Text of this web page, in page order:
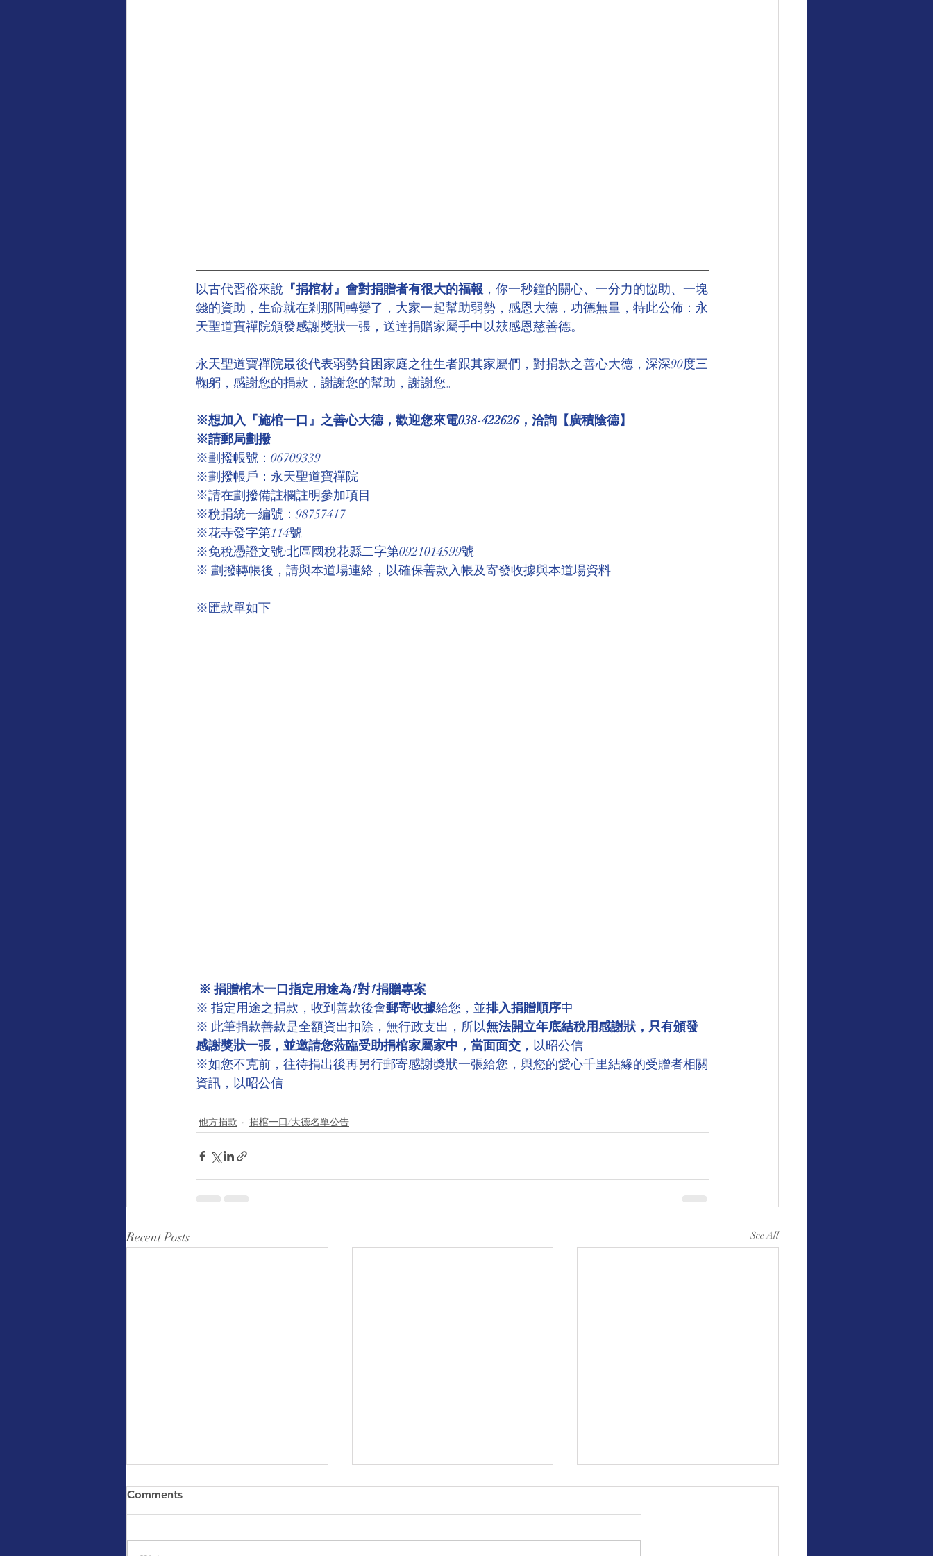
以古代習俗來說 『捐棺材』會對捐贈者有很大的福報，你一秒鐘的關心、一分力的協助、一塊
錢的資助，生命就在剎那間轉變了，大家一起幫助弱勢，感恩大德，功德無量，特此公佈：永
天聖道寶禪院頒發感謝獎狀一張，送達捐贈家屬手中以玆感恩慈善德。
永天聖道寶禪院最後代表弱勢貧困家庭之往生者跟其家屬們，對捐款之善心大德，深深90度三
鞠躬，感謝您的捐款，謝謝您的幫助，謝謝您。
※想加入『施棺一口』之善心大德，歡迎您來電038-422626，洽詢【廣積陰德】
※請郵局劃撥
※劃撥帳號：06709339
※劃撥帳戶：永天聖道寶禪院
※請在劃撥備註欄註明參加項目
※稅捐統一編號：98757417
※花寺發字第114號
※免稅憑證文號:北區國稅花縣二字第0921014599號
※ 劃撥轉帳後，請與本道場連絡，以確保善款入帳及寄發收據與本道場資料
※匯款單如下
※ 捐贈棺木一口指定用途為1對1捐贈專案
※ 指定用途之捐款，收到善款後會郵寄收據給您，並排入捐贈順序中
※ 此筆捐款善款是全額資出扣除，無行政支出，所以無法開立年底結稅用感謝狀，只有頒發
感謝獎狀一張，並邀請您蒞臨受助捐棺家屬家中，當面面交 ，以昭公信
※如您不克前，往待捐出後再另行郵寄感謝獎狀一張給您，與您的愛心千里結緣的受贈者相關
資訊，以昭公信
他方捐款 捐棺一口/大德名單公告
Recent Posts See All
Comments